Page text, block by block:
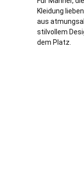
Kleidung
aus
stilvollem
dem Platz.